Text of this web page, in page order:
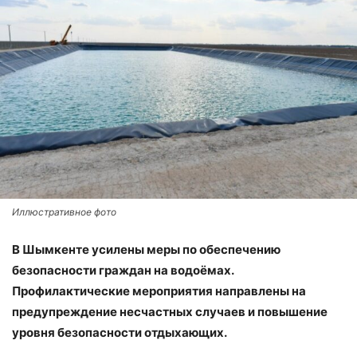
Иллюстративное фото
В Шымкенте усилены меры по обеспечению
безопасности граждан на водоёмах.
Профилактические мероприятия направлены на
предупреждение несчастных случаев и повышение
уровня безопасности отдыхающих.